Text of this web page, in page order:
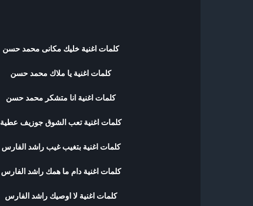
كلمات اغنية خليك مكانى محمد حسن
كلمات اغنية يا ملاك محمد حسن
كلمات اغنية انا متشكر محمد حسن
كلمات اغنية تعب الشوق جوزيف عطية
كلمات اغنية بتغيب غيب راشد الفارس
كلمات اغنية دام ما همك راشد الفارس
كلمات اغنية لا اوصيك راشد الفارس